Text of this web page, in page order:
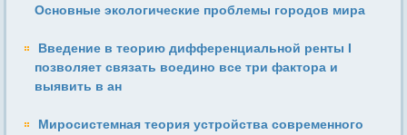
Основные экологические проблемы городов мира
Введение в теорию дифференциальной ренты I
позволяет свя­зать воедино все три фактора и
выявить в ан
Миросистемная теория устройства современного